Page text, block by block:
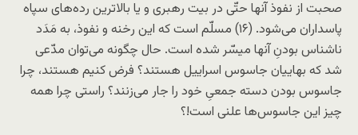
صحبت از نفوذ آنها حتّی در بیت رهبری و یا بالاترین رده‌های سپاه
پاسداران می‌شود. (۱۶) مسلّم است که این رخنه و نفوذ، به مَدَد
ناشناس بودنِ آنها میسّر شده است. حال چگونه می‌توان مدّعی
شد که بهاییان جاسوس اسراییل هستند؟ فرض کنیم هستند، چرا
جاسوس بودن دسته جمعیِ خود را جار می‌زنند؟ راستی چرا همه
چیز این جاسوس‌ها علنی است!؟